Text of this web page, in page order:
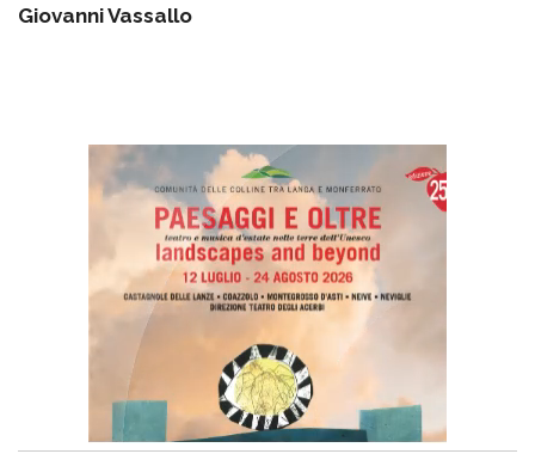
Giovanni Vassallo